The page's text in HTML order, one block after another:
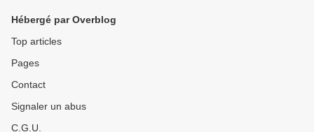
Academy, N'oubliez pas les
paroles, Chacun son tour,
Hébergé par Overblog
Top articles
Pages
Contact
Signaler un abus
C.G.U.